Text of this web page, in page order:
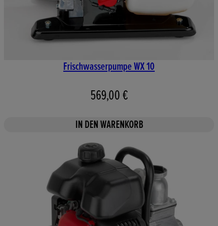
Frischwasserpumpe WX 10
569,00 €
IN DEN WARENKORB